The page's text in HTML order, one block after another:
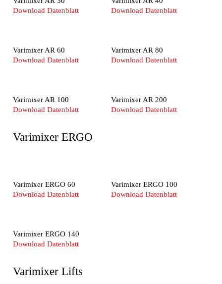
Download Datenblatt
Download Datenblatt
Varimixer AR 60
Download Datenblatt
Varimixer AR 80
Download Datenblatt
Varimixer AR 100
Download Datenblatt
Varimixer AR 200
Download Datenblatt
Varimixer ERGO
Varimixer ERGO 60
Download Datenblatt
Varimixer ERGO 100
Download Datenblatt
Varimixer ERGO 140
Download Datenblatt
Varimixer Lifts